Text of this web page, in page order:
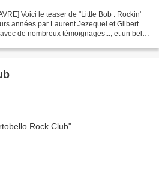
: Rockin'
de nombreux témoignages..., et un bel